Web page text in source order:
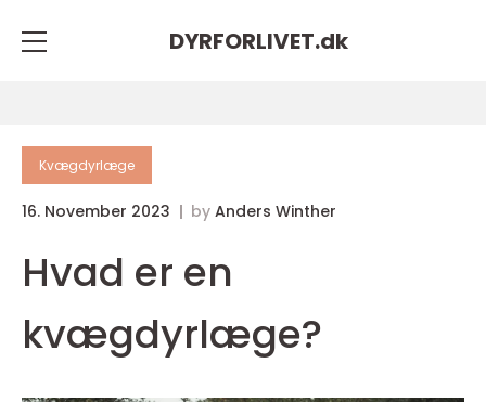
DYRFORLIVET.dk
Kvægdyrlæge
16. November 2023 by Anders Winther
Hvad er en
kvægdyrlæge?